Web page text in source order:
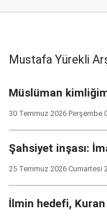
Mustafa Yürekli
Müslüman
30 Temmuz 2026 Perşembe
Şahsiyet inşası:
25 Temmuz 2026 Cumartesi
İlmin hedefi,